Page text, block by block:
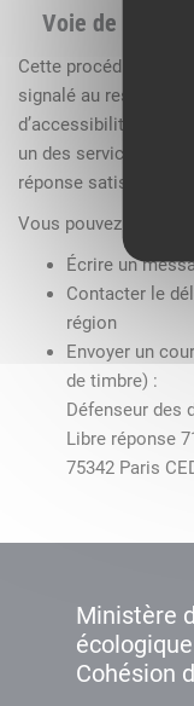
Voie de recours
Cette procédure est
signalé au
d’accessibilité qui
un des services du
réponse satisfaisante.
Vous pouvez :
Écrire un
Contacter le
région
Envoyer un
de timbre) :
Défenseur des
Libre réponse
75342 Paris
Ministère
Cohésion